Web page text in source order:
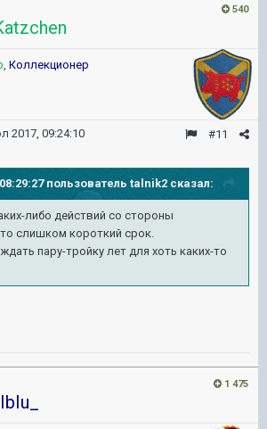
540
, Коллекционер
#11
2017, 09:24:10
пользователь talnik2 сказал:
либо действий со стороны
слишком короткий срок.
пару-тройку лет для хоть каких-то
1 475